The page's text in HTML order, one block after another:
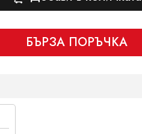
БЪРЗА ПОРЪЧКА